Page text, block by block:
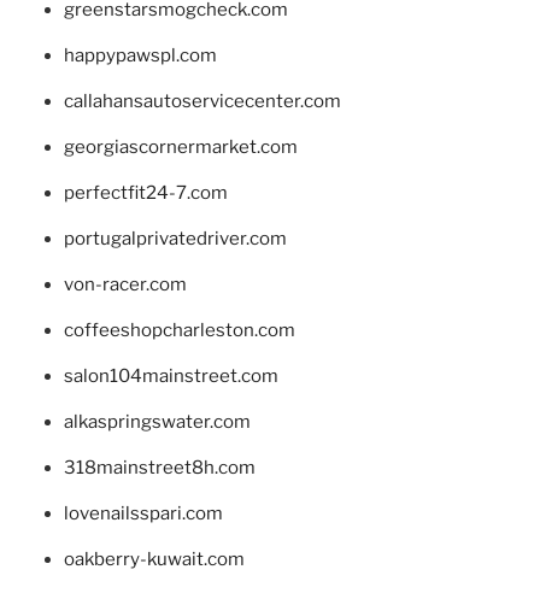
greenstarsmogcheck.com
happypawspl.com
callahansautoservicecenter.com
georgiascornermarket.com
perfectfit24-7.com
portugalprivatedriver.com
von-racer.com
coffeeshopcharleston.com
salon104mainstreet.com
alkaspringswater.com
318mainstreet8h.com
lovenailsspari.com
oakberry-kuwait.com